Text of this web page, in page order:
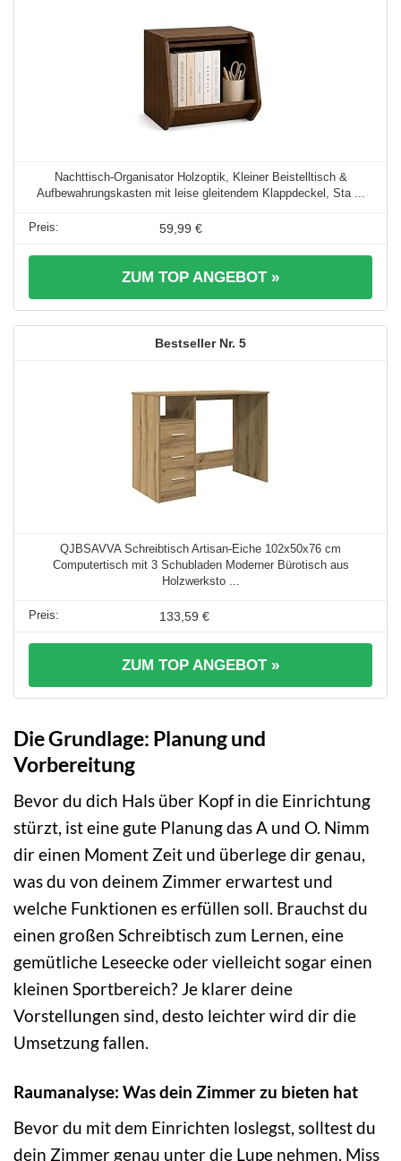
Nachttisch-Organisator Holzoptik, Kleiner Beistelltisch &
Aufbewahrungskasten mit leise gleitendem Klappdeckel, Sta ...
59,99 €
ZUM TOP ANGEBOT »
5
QJBSAVVA Schreibtisch Artisan-Eiche 102x50x76 cm
Computertisch mit 3 Schubladen Moderner Bürotisch aus
Holzwerksto ...
133,59 €
ZUM TOP ANGEBOT »
Die Grundlage: Planung und
Vorbereitung
Bevor du dich Hals über Kopf in die Einrichtung
stürzt, ist eine gute Planung das A und O. Nimm
dir einen Moment Zeit und überlege dir genau,
was du von deinem Zimmer erwartest und
welche Funktionen es erfüllen soll. Brauchst du
einen großen Schreibtisch zum Lernen, eine
gemütliche Leseecke oder vielleicht sogar einen
kleinen Sportbereich? Je klarer deine
Vorstellungen sind, desto leichter wird dir die
Umsetzung fallen.
Raumanalyse: Was dein Zimmer zu bieten hat
Bevor du mit dem Einrichten loslegst, solltest du
dein Zimmer genau unter die Lupe nehmen. Miss